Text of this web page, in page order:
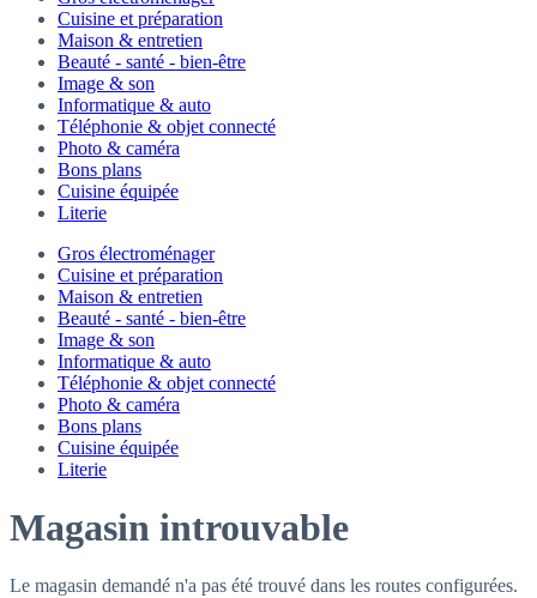
Cuisine et préparation
Maison & entretien
Beauté - santé - bien-être
Image & son
Informatique & auto
Téléphonie & objet connecté
Photo & caméra
Bons plans
Cuisine équipée
Literie
Gros électroménager
Cuisine et préparation
Maison & entretien
Beauté - santé - bien-être
Image & son
Informatique & auto
Téléphonie & objet connecté
Photo & caméra
Bons plans
Cuisine équipée
Literie
Magasin introuvable
Le magasin demandé n'a pas été trouvé dans les routes configurées.